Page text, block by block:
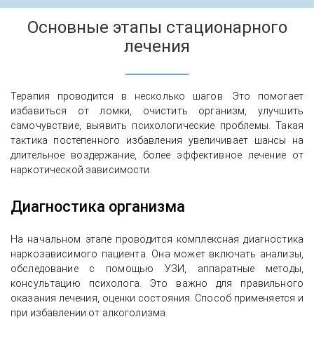
Основные этапы стационарного
лечения
Терапия проводится в несколько шагов. Это помогает
избавиться от ломки, очистить организм, улучшить
самочувствие, выявить психологические проблемы. Такая
тактика постепенного избавления увеличивает шансы на
длительное воздержание, более эффективное лечение от
наркотической зависимости.
Диагностика организма
На начальном этапе проводится комплексная диагностика
наркозависимого пациента. Она может включать анализы,
обследование с помощью УЗИ, аппаратные методы,
консультацию психолога. Это важно для правильного
оказания лечения, оценки состояния. Способ применяется и
при избавлении от алкоголизма.